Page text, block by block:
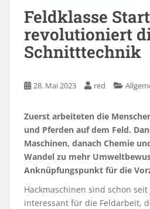
Feldklasse
revolutioniert
Schnitttechnik
28. Mai 2023 red
Zuerst arbeiteten die
und Pferden auf dem Feld.
Maschinen, danach Chemie
Wandel zu mehr
Anknüpfungspunkt für die
Hackmaschinen sind schon
interessant für die Feldarbeit,